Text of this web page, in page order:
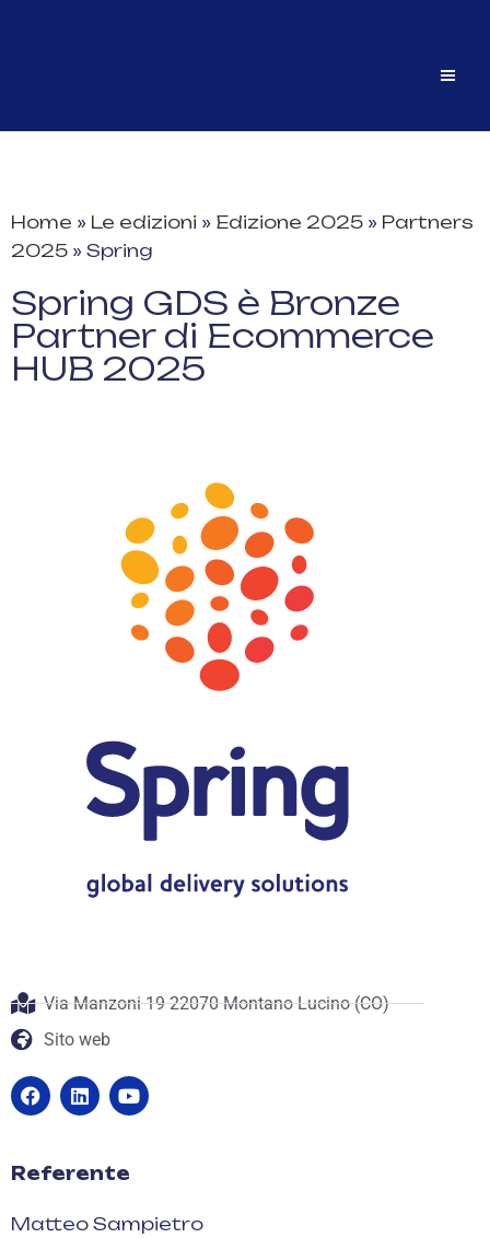
Home » Le edizioni » Edizione 2025 » Partners
2025 » Spring
Spring GDS è Bronze
Partner di Ecommerce
HUB 2025
Via Manzoni 19 22070 Montano Lucino (CO)
Sito web
Referente
Matteo Sampietro